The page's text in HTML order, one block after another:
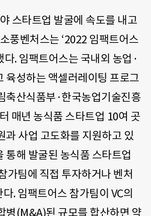
스타트업 발굴에 속도를 내고
풍벤처스는 ‘2022 임팩트어스
. 임팩트어스는 국내외 농업·
육성하는 액셀러레이팅 프로그
축산식품부·한국농업기술진흥
매년 농식품 스타트업 10여 곳
과 사업 고도화를 지원하고 있
통해 발굴된 농식품 스타트업
가팀에 직접 투자하거나 벤처
. 임팩트어스 참가팀이 VC의
병(M&A)된 규모를 합산하면 약